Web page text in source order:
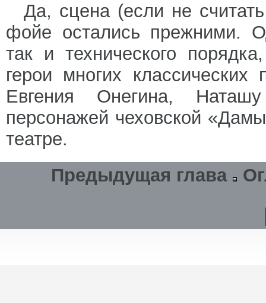
Да, сцена (если не
фойе остались прежними.
так и технического
герои многих
Евгения Онегина,
персонажей чеховской
театре.
Предыдущая глава